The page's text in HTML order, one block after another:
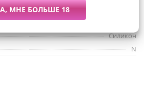
не только 12 настроек для
силикона премиального
— лучший специалист по
Силикон
N